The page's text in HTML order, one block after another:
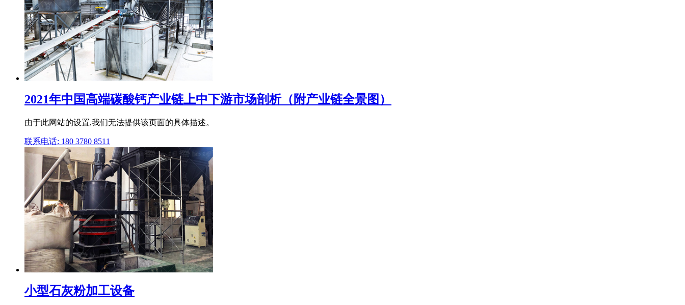
2021年中国高端碳酸钙产业链上中下游市场剖析（附产业链全景图）
由于此网站的设置,我们无法提供该页面的具体描述。
联系电话: 180 3780 8511
小型石灰粉加工设备